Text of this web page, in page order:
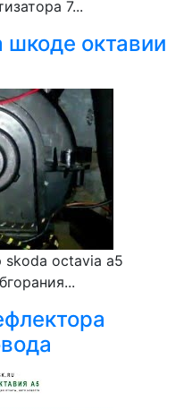
7...
шкоде октавии
skoda octavia a5